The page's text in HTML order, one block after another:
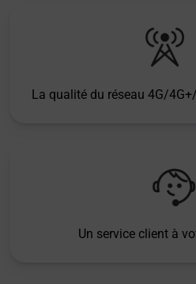
La qualité du réseau 4G/
Un service client à